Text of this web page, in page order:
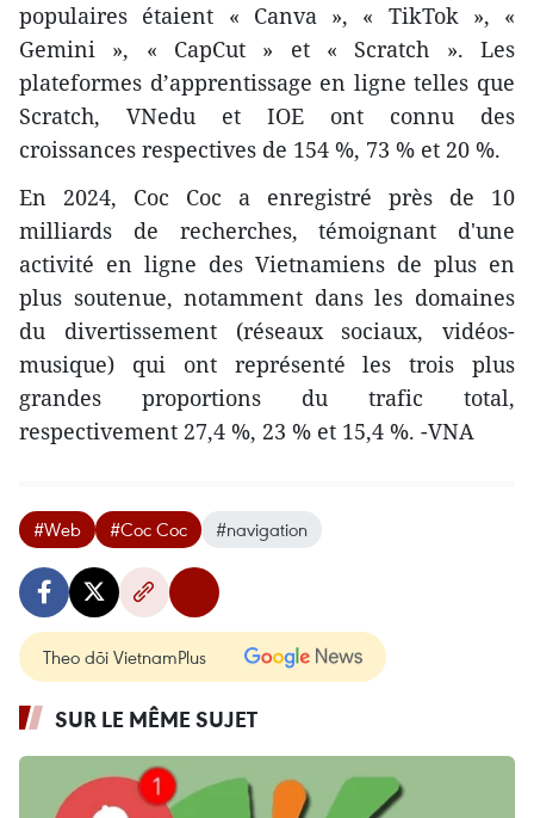
populaires étaient « Canva », « TikTok », «
Gemini », « CapCut » et « Scratch ». Les
plateformes d’apprentissage en ligne telles que
Scratch, VNedu et IOE ont connu des
croissances respectives de 154 %, 73 % et 20 %.
En 2024, Coc Coc a enregistré près de 10
milliards de recherches, témoignant d'une
activité en ligne des Vietnamiens de plus en
plus soutenue, notamment dans les domaines
du divertissement (réseaux sociaux, vidéos-
musique) qui ont représenté les trois plus
grandes proportions du trafic total,
respectivement 27,4 %, 23 % et 15,4 %. -VNA
#Web #Coc Coc #navigation
Theo dõi VietnamPlus
SUR LE MÊME SUJET